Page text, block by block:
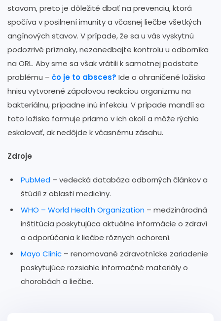
stavom, preto je dôležité dbať na prevenciu, ktorá
spočíva v posilnení imunity a včasnej liečbe všetkých
angínových stavov. V prípade, že sa u vás vyskytnú
podozrivé príznaky, nezanedbajte kontrolu u odborníka
na ORL. Aby sme sa však vrátili k samotnej podstate
problému – čo je to absces? Ide o ohraničené ložisko
hnisu vytvorené zápalovou reakciou organizmu na
bakteriálnu, prípadne inú infekciu. V prípade mandlí sa
toto ložisko formuje priamo v ich okolí a môže rýchlo
eskalovať, ak nedôjde k včasnému zásahu.
Zdroje
PubMed – vedecká databáza odborných článkov a
štúdií z oblasti medicíny.
WHO – World Health Organization – medzinárodná
inštitúcia poskytujúca aktuálne informácie o zdraví
a odporúčania k liečbe rôznych ochorení.
Mayo Clinic – renomované zdravotnícke zariadenie
poskytujúce rozsiahle informačné materiály o
chorobách a liečbe.